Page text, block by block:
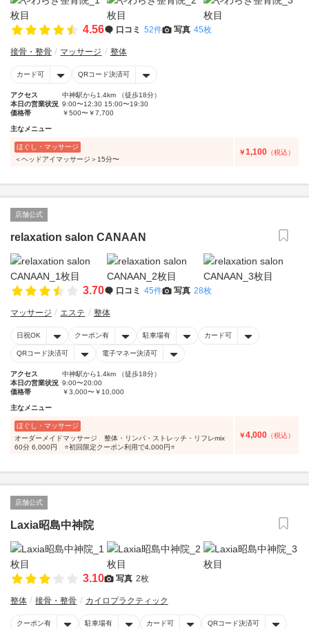
4.56 口コミ 52件 写真 45枚
接骨・整骨 マッサージ 整体
カード可 QRコード決済可
アクセス
中神駅から1.4km （徒歩18分）
本日の営業状況 9:00〜12:30 15:00〜19:30
価格帯
￥500〜￥7,700
主なメニュー
ほぐし・マッサージ
＜ヘッドアイマッサージ＞15分〜
￥1,100 （税込）
店舗公式
relaxation salon CANAAN
3.70 口コミ 45件 写真 28枚
マッサージ エステ 整体
日祝OK クーポン有 駐車場有 カード可
QRコード決済可 電子マネー決済可
アクセス
中神駅から1.4km （徒歩18分）
本日の営業状況 9:00〜20:00
価格帯
￥3,000〜￥10,000
主なメニュー
ほぐし・マッサージ
オーダーメイドマッサージ 整体・リンパ・ストレッチ・リフレmix
60分 6,000円 ⭐️初回限定クーポン利用で4,000円⭐️
￥4,000 （税込）
店舗公式
Laxia昭島中神院
3.10 写真 2枚
整体 接骨・整骨 カイロプラクティック
クーポン有 駐車場有 カード可 QRコード決済可